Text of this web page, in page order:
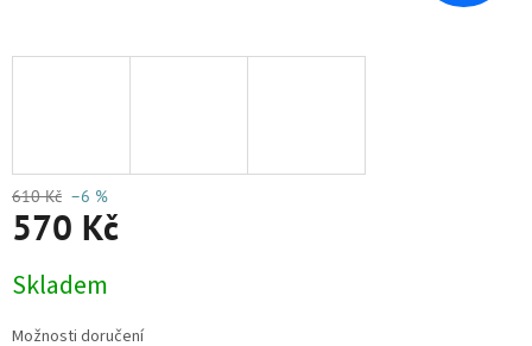
610 Kč –6 %
570 Kč
cena:
Skladem
Možnosti doručení